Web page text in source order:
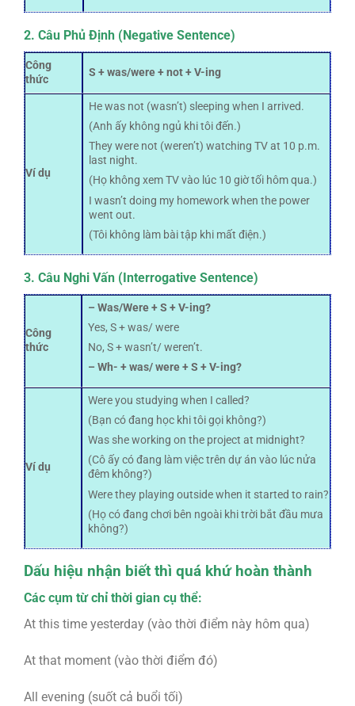
2. Câu Phủ Định (Negative Sentence)
Công
thức
S + was/were + not + V-ing
Ví dụ
He was not (wasn’t) sleeping when I arrived.
(Anh ấy không ngủ khi tôi đến.)
They were not (weren’t) watching TV at 10 p.m.
last night.
(Họ không xem TV vào lúc 10 giờ tối hôm qua.)
I wasn’t doing my homework when the power
went out.
(Tôi không làm bài tập khi mất điện.)
3. Câu Nghi Vấn (Interrogative Sentence)
Công
thức
– Was/Were + S + V-ing?
Yes, S + was/ were
No, S + wasn’t/ weren’t.
– Wh- + was/ were + S + V-ing?
Ví dụ
Were you studying when I called?
(Bạn có đang học khi tôi gọi không?)
Was she working on the project at midnight?
(Cô ấy có đang làm việc trên dự án vào lúc nửa
đêm không?)
Were they playing outside when it started to rain?
(Họ có đang chơi bên ngoài khi trời bắt đầu mưa
không?)
Dấu hiệu nhận biết thì quá khứ hoàn thành
Các cụm từ chỉ thời gian cụ thể:
At this time yesterday (vào thời điểm này hôm qua)
At that moment (vào thời điểm đó)
All evening (suốt cả buổi tối)